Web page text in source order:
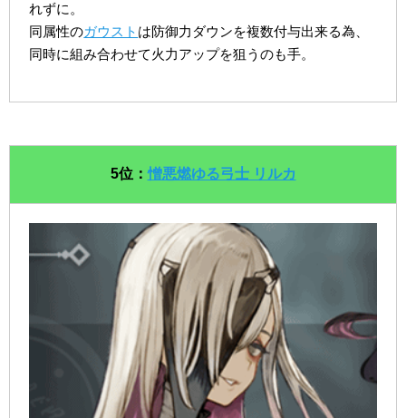
れずに。
同属性のガウスト は防御力ダウンを複数付与出来る為、
同時に組み合わせて火力アップを狙うのも手。
5位：憎悪燃ゆる弓士 リルカ